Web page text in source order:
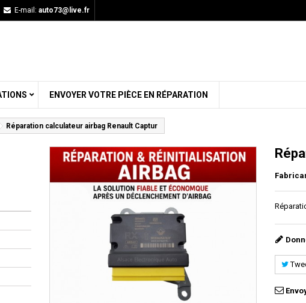
E-mail: auto73@live.fr
ENVOYER VOTRE PIÈCE EN RÉPARATION
Réparation calculateur airbag Renault Captur